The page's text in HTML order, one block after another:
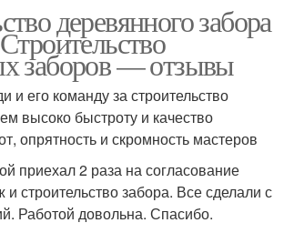
деревянного забора
заборов — отзывы
и его команду за строительство
высоко быстроту и качество
опрятность и скромность мастеров
приехал 2 раза на согласование
и строительство забора. Все сделали с
Работой довольна. Спасибо.